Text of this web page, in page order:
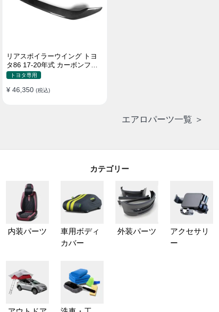
リアスポイラーウイング トヨ
タ86 17-20年式 カーボンファ
イバー 貼り付け装着
トヨタ専用
¥ 46,350 (税込)
エアロパーツ一覧 ＞
カテゴリー
内装パーツ
車用ボディ
カバー
外装パーツ
アクセサリ
ー